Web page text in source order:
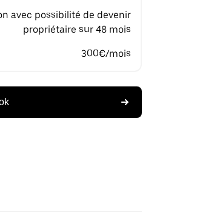
avec possibilité de devenir
propriétaire sur 48 mois
300€/mois